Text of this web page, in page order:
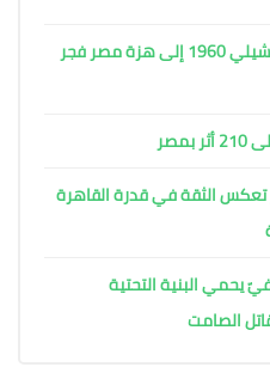
الزلزال الذي هزّ الأرض.. من تشيلي 1960 إلى هزة مصر فجر
الثقة في قدرة القاهرة
يحمي البنية التحتية
الصامت